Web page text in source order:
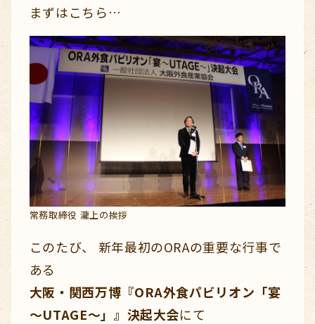
まずはこちら…
常務取締役 瀧上の挨拶
このたび、 新年最初のORAの重要な行事で
ある
大阪・関西万博『ORA外食パビリオン「宴
～UTAGE～」』決起大会にて